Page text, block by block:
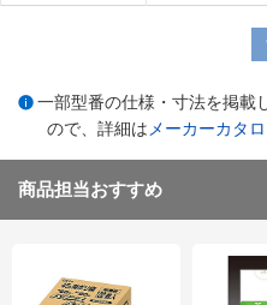
一部型番の仕様・寸法を掲載
ので、詳細は メーカーカタ
商品担当おすすめ